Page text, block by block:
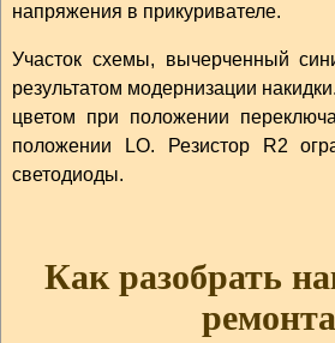
напряжения в прикуривателе.
Участок схемы, вычерченный
результатом модернизации
цветом при положении
положении LO. Резистор R2
светодиоды.
Как разобрать
ремонта